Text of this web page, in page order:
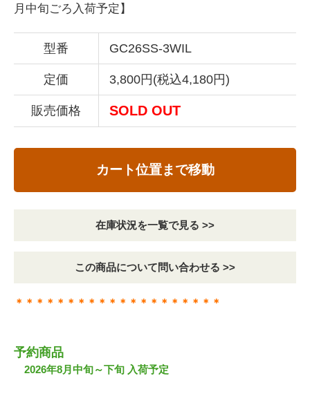
月中旬ごろ入荷予定】
型番 GC26SS-3WIL
定価 3,800円(税込4,180円)
販売価格 SOLD OUT
カート位置まで移動
在庫状況を一覧で見る >>
この商品について問い合わせる >>
＊＊＊＊＊＊＊＊＊＊＊＊＊＊＊＊＊＊＊＊
予約商品
2026年8月中旬～下旬 入荷予定